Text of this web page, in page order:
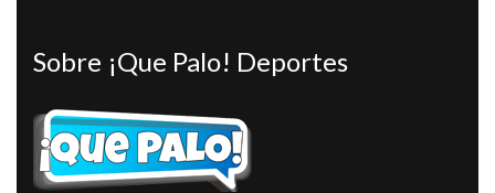
Sobre ¡Que Palo! Deportes